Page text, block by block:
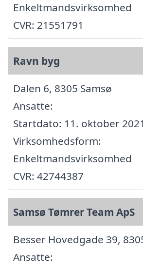
Enkeltmandsvirksomhed
CVR: 21551791
Ravn byg
Dalen 6, 8305 Samsø
Ansatte:
Startdato: 11. oktober
Virksomhedsform:
Enkeltmandsvirksomhed
CVR: 42744387
Samsø Tømrer Team ApS
Besser Hovedgade 39,
Ansatte: